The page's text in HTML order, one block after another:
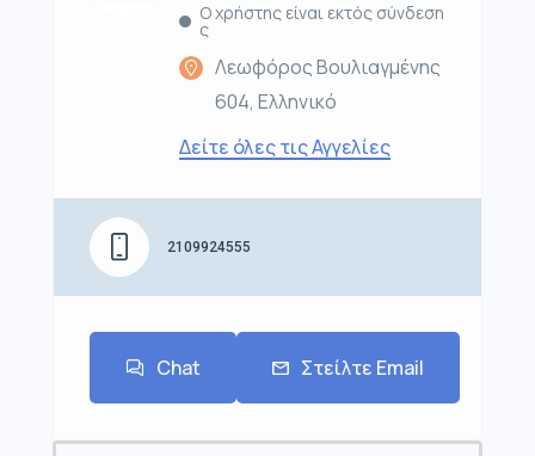
Ο χρήστης είναι εκτός σύνδεση
ς
Λεωφόρος Βουλιαγμένης
604, Ελληνικό
Δείτε όλες τις Αγγελίες
2109924555
Chat Στείλτε Email